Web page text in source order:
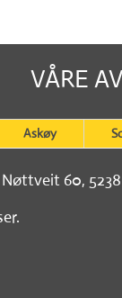
VÅRE
Askøy
60, 5238